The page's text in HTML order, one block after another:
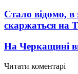
Стало відомо, в
скаржаться на
На Черкащині
Читати коментарі